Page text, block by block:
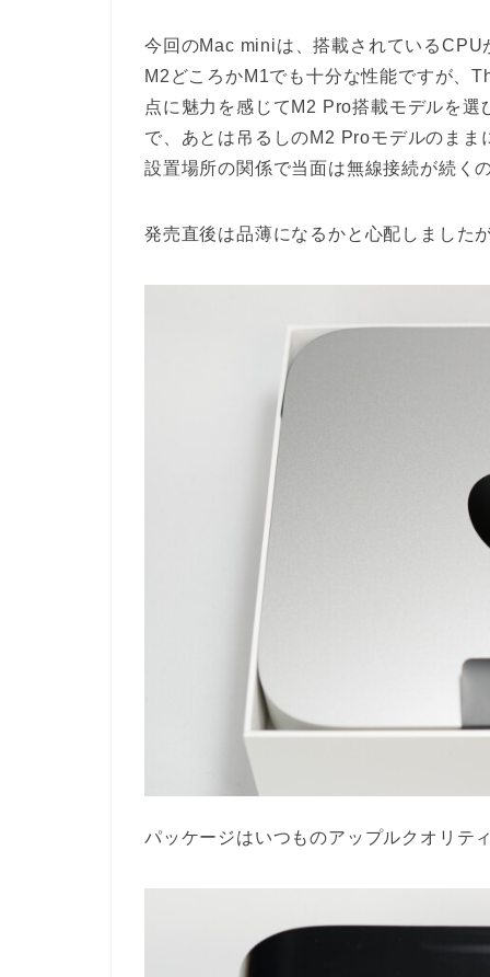
今回のMac miniは、搭載されている
M2どころかM1でも十分な性能ですが、
点に魅力を感じてM2 Pro搭載モデルを
で、あとは吊るしのM2 Proモデルのま
設置場所の関係で当面は無線接続が続く
発売直後は品薄になるかと心配しました
パッケージはいつものアップルクオリテ